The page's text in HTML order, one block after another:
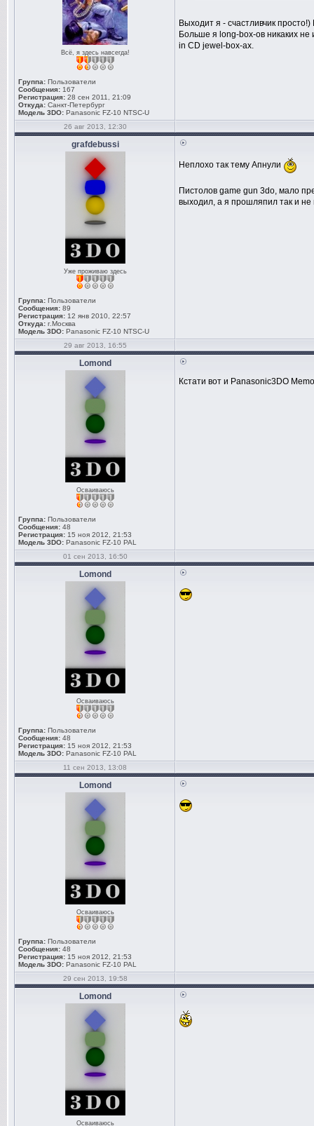
Всё, я здесь навсегда!
Группа: Пользователи
Сообщения: 167
Регистрация: 28 сен 2011, 21:09
Откуда: Санкт-Петербург
Модель 3DO: Panasonic FZ-10 NTSC-U
Выходит я - счастливчик
Больше я long-box-ов никаких
in CD jewel-box-ах.
26 авг 2013, 12:30
grafdebussi
Уже проживаю здесь
Группа: Пользователи
Сообщения: 89
Регистрация: 12 янв 2010, 22:57
Откуда: г.Москва
Модель 3DO: Panasonic FZ-10 NTSC-U
Неплохо так тему Апнули
Пистолов game gun 3do, мало
выходил, а я прошляпил так и не
29 авг 2013, 16:55
Lomond
Осваиваюсь
Группа: Пользователи
Сообщения: 48
Регистрация: 15 ноя 2012, 21:53
Модель 3DO: Panasonic FZ-10 PAL
Кстати вот и Panasonic3DO
01 сен 2013, 16:50
Lomond
Осваиваюсь
Группа: Пользователи
Сообщения: 48
Регистрация: 15 ноя 2012, 21:53
Модель 3DO: Panasonic FZ-10 PAL
11 сен 2013, 13:08
Lomond
Осваиваюсь
Группа: Пользователи
Сообщения: 48
Регистрация: 15 ноя 2012, 21:53
Модель 3DO: Panasonic FZ-10 PAL
29 сен 2013, 19:58
Lomond
Осваиваюсь